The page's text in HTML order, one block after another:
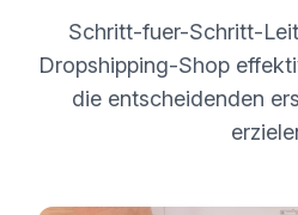
Schritt-fuer-Schritt-
Dropshipping-Shop
die entscheidenden